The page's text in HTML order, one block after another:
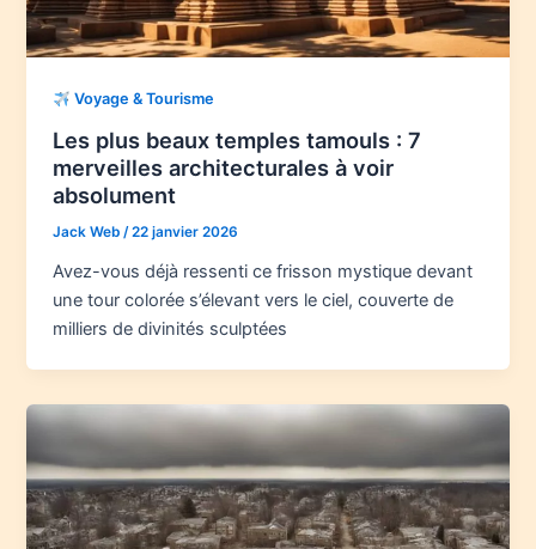
Voyage & Tourisme
Les plus beaux temples tamouls : 7
merveilles architecturales à voir
absolument
Jack Web/22 janvier 2026
Avez-vous déjà ressenti ce frisson mystique devant
une tour colorée s’élevant vers le ciel, couverte de
milliers de divinités sculptées